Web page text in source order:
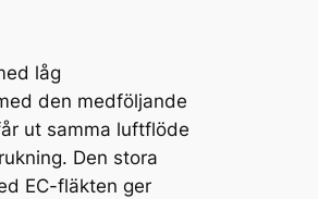
låg
den medföljande
ut samma luftflöde
Den stora
EC-fläkten ger